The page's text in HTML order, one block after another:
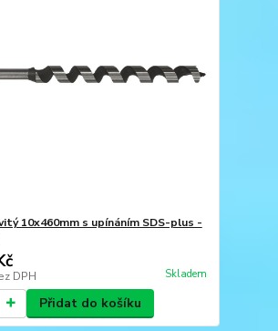
10x460mm s upínáním SDS-plus -
DPH Skladem
Přidat do košíku